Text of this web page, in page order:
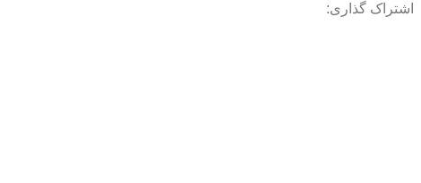
اشتراک گذاری: